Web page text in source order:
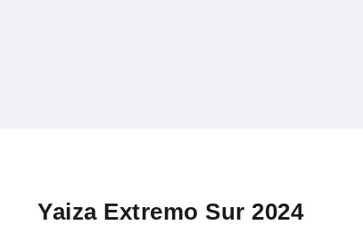
Yaiza Extremo Sur 2024